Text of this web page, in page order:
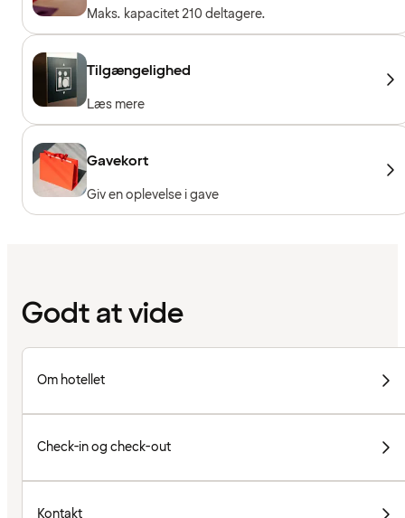
Maks. kapacitet 210 deltagere.
Tilgængelighed
Læs mere
Gavekort
Giv en oplevelse i gave
Godt at vide
Om hotellet
Check-in og check-out
Kontakt